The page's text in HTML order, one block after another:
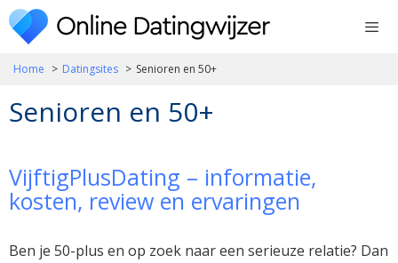
Ga
naar
Home Datingsites Senioren en 50+
Senioren en 50+
VijftigPlusDating – informatie,
kosten, review en ervaringen
Ben je 50-plus en op zoek naar een serieuze relatie? Dan